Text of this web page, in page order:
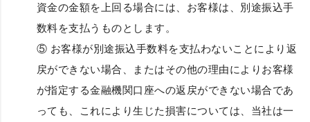
資金の金額を上回る場合には、お客様は、別途振込手
数料を支払うものとします。
⑤ お客様が別途振込手数料を支払わないことにより返
戻ができない場合、またはその他の理由によりお客様
が指定する金融機関口座への返戻ができない場合であ
っても、これにより生じた損害については、当社は一